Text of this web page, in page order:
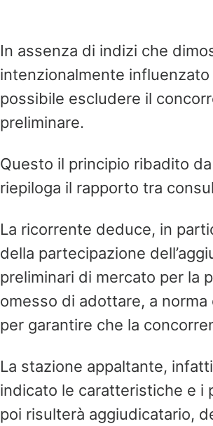
In assenza di indizi che
intenzionalmente influenzato
possibile escludere il
preliminare.
Questo il principio ribadito
riepiloga il rapporto tra
La ricorrente deduce, in
della partecipazione
preliminari di mercato per la
omesso di adottare, a
per garantire che la
La stazione appaltante,
indicato le caratteristiche e i
poi risulterà aggiudicatario,